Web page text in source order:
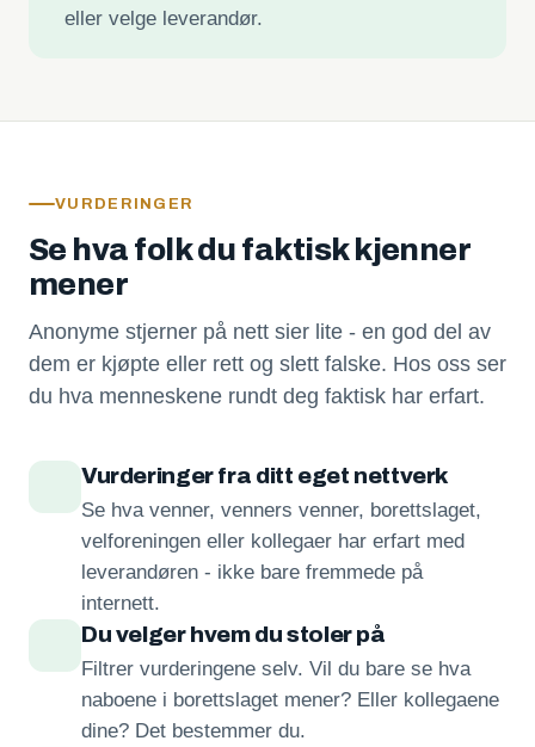
eller velge leverandør.
VURDERINGER
Se hva folk du faktisk kjenner
mener
Anonyme stjerner på nett sier lite - en god del av
dem er kjøpte eller rett og slett falske. Hos oss ser
du hva menneskene rundt deg faktisk har erfart.
Vurderinger fra ditt eget nettverk
Se hva venner, venners venner, borettslaget,
velforeningen eller kollegaer har erfart med
leverandøren - ikke bare fremmede på
internett.
Du velger hvem du stoler på
Filtrer vurderingene selv. Vil du bare se hva
naboene i borettslaget mener? Eller kollegaene
dine? Det bestemmer du.